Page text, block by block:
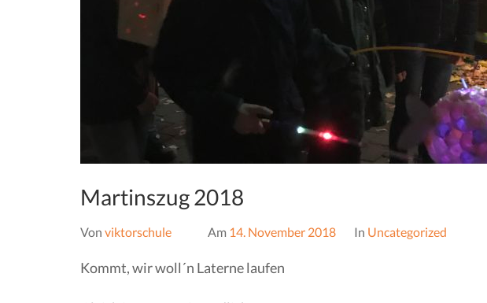
Martinszug 2018
Von viktorschule Am 14. November 2018 In Uncategorized
Kommt, wir woll´n Laterne laufen